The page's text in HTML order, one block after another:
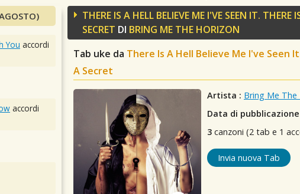
THERE IS A HELL BELIEVE ME I'VE SEEN IT. THERE
SECRET DI BRING ME THE HORIZON
Tab uke da There Is A Hell Believe Me I've Seen
A Secret
Artista : Bring Me The
Data di
3 canzoni (2 tab e 1
Invia nuova Tab
You accordi
accordi